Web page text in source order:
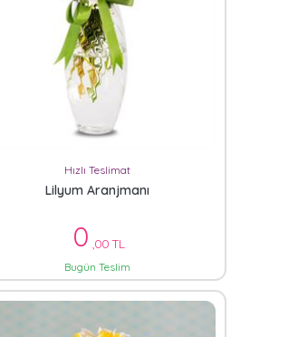
Hızlı Teslimat
Lilyum Aranjmanı
0 ,00 TL
Bugün Teslim